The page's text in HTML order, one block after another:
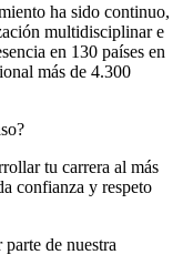
ha sido continuo,
multidisciplinar e
en 130 países en
más de 4.300
tu carrera al más
confianza y respeto
de nuestra